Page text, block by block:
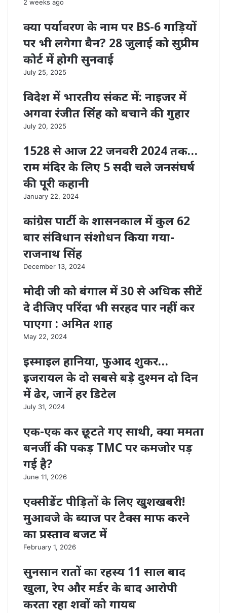
2 weeks ago
क्या पर्यावरण के नाम पर BS-6 गाड़ियों
पर भी लगेगा बैन? 28 जुलाई को सुप्रीम
कोर्ट में होगी सुनवाई
July 25, 2025
विदेश में भारतीय संकट में: नाइजर में
अगवा रंजीत सिंह को बचाने की गुहार
July 20, 2025
1528 से आज 22 जनवरी 2024 तक…
राम मंदिर के लिए 5 सदी चले जनसंघर्ष
की पूरी कहानी
January 22, 2024
कांग्रेस पार्टी के शासनकाल में कुल 62
बार संविधान संशोधन किया गया-
राजनाथ सिंह
December 13, 2024
मोदी जी को बंगाल में 30 से अधिक सीटें
दे दीजिए परिंदा भी सरहद पार नहीं कर
पाएगा : अमित शाह
May 22, 2024
इस्माइल हानिया, फुआद शुकर…
इजरायल के दो सबसे बड़े दुश्‍मन दो दिन
में ढेर, जानें हर ड‍िटेल
July 31, 2024
एक-एक कर छूटते गए साथी, क्या ममता
बनर्जी की पकड़ TMC पर कमजोर पड़
गई है?
June 11, 2026
एक्सीडेंट पीड़ितों के लिए खुशखबरी!
मुआवजे के ब्याज पर टैक्स माफ करने
का प्रस्ताव बजट में
February 1, 2026
सुनसान रातों का रहस्य 11 साल बाद
खुला, रेप और मर्डर के बाद आरोपी
करता रहा शवों को गायब